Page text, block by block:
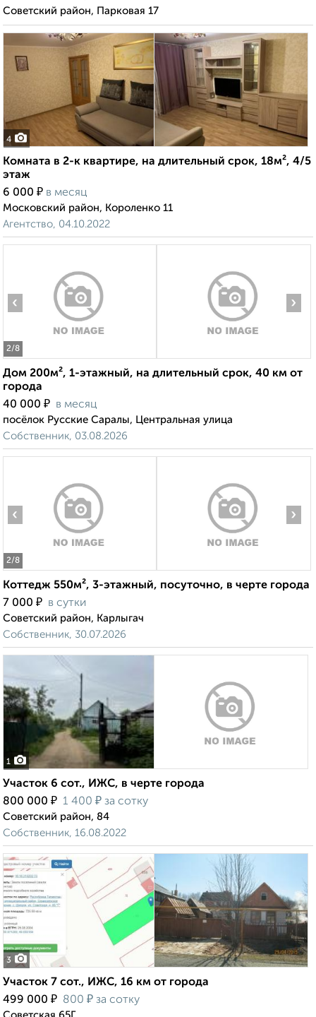
Советский район, Парковая 17
4
Комната в 2-к квартире, на длительный срок, 18м², 4/5
этаж
6 000 ₽ в месяц
Московский район, Короленко 11
Агентство, 04.10.2022
2/8
‹ ›
Дом 200м², 1-этажный, на длительный срок, 40 км от
города
40 000 ₽ в месяц
посёлок Русские Саралы, Центральная улица
Собственник, 03.08.2026
2/8
‹ ›
Коттедж 550м², 3-этажный, посуточно, в черте города
7 000 ₽ в сутки
Советский район, Карлыгач
Собственник, 30.07.2026
1
Участок 6 сот., ИЖС, в черте города
800 000 ₽ 1 400 ₽ за сотку
Советский район, 84
Собственник, 16.08.2022
3
Участок 7 сот., ИЖС, 16 км от города
499 000 ₽ 800 ₽ за сотку